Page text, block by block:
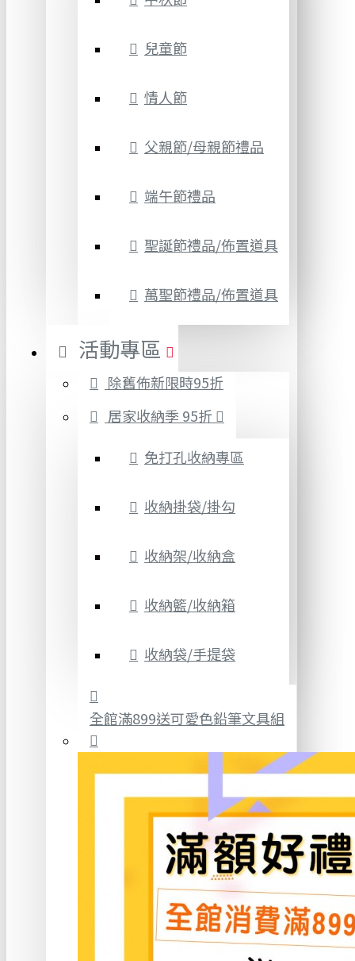
兒童節
情人節
父親節/母親節禮品
端午節禮品
聖誕節禮品/佈置道具
萬聖節禮品/佈置道具
活動專區
除舊佈新限時95折
居家收納季 95折
免打孔收納專區
收納掛袋/掛勾
收納架/收納盒
收納籃/收納箱
收納袋/手提袋
全館滿899送可愛色鉛筆文具組